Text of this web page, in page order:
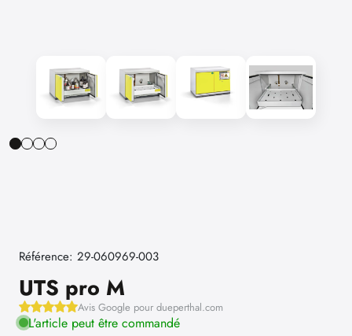
Référence: 29-060969-003
UTS pro M
Avis Google pour dueperthal.com
L'article peut être commandé